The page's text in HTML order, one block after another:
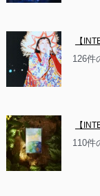
【
126件
【
110件